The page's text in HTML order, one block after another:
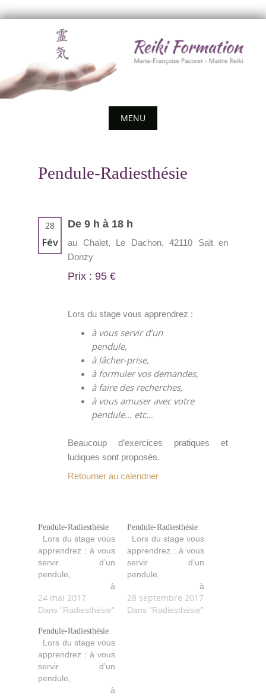
MENU
Pendule-Radiesthésie
28
Fév
De 9 h à 18 h
au Chalet, Le Dachon, 42110 Salt en
Donzy
Prix : 95 €
Lors du stage vous apprendrez :
à vous servir d’un
pendule,
à lâcher-prise,
à formuler vos demandes,
à faire des recherches,
à vous amuser avec votre
pendule… etc…
Beaucoup d’exercices pratiques et
ludiques sont proposés.
Retourner au calendrier
Pendule-Radiesthésie
Lors du stage vous
apprendrez : à vous
servir d’un
pendule,
à
lâcher-prise, à
formuler vos
des recherches, à
vous amuser avec
votre pendule…
etc… Beaucoup
d’exercices
pratiques et
24 mai 2017
Dans "Radiesthésie"
Pendule-Radiesthésie
Lors du stage vous
apprendrez : à vous
servir d’un
pendule,
à
lâcher-prise, à
formuler vos
28 septembre 2017
Dans "Radiesthésie"
Pendule-Radiesthésie
Lors du stage vous
apprendrez : à vous
servir d’un
pendule,
à